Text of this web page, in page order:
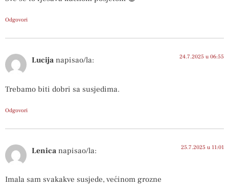
Odgovori
Lucija napisao/la: 24.7.2025 u 06:55
Trebamo biti dobri sa susjedima.
Odgovori
Lenica napisao/la: 25.7.2025 u 11:01
Imala sam svakakve susjede, većinom grozne